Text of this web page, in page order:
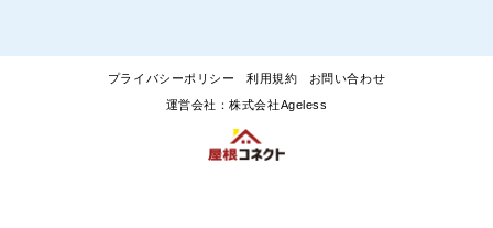
プライバシーポリシー 利用規約 お問い合わせ
運営会社：株式会社Ageless